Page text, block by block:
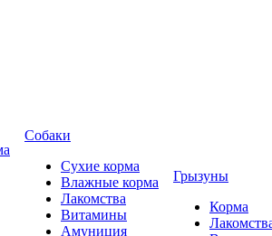
Собаки
Сухие корма
Влажные корма
Лакомства
Витамины
Амуниция
Грызуны
Корма